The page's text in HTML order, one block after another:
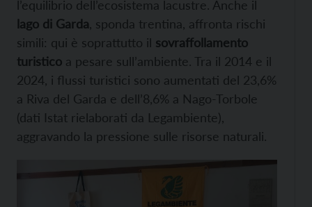
l’equilibrio dell’ecosistema lacustre. Anche il
lago di Garda , sponda trentina, affronta rischi
simili: qui è soprattutto il sovraffollamento
turistico a pesare sull’ambiente. Tra il 2014 e il
2024, i flussi turistici sono aumentati del 23,6%
a Riva del Garda e dell’8,6% a Nago-Torbole
(dati Istat rielaborati da Legambiente),
aggravando la pressione sulle risorse naturali.